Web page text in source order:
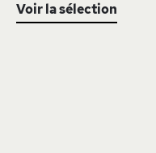
Voir la sélection